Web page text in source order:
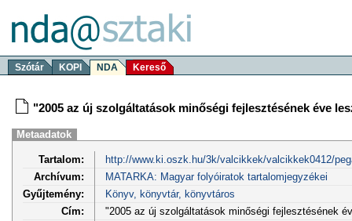
Szótár KOPI NDA Kereső
"2005 az új szolgáltatások minőségi fejlesztésének éve
Metaadatok
Tartalom:
http://www.ki.oszk.hu/3k/valcikkek/valcikkek0412/
Archívum:
MATARKA: Magyar folyóiratok tartalomjegyzékei
Gyűjtemény:
Könyv, könyvtár, könyvtáros
Cím:
"2005 az új szolgáltatások minőségi fejlesztésének